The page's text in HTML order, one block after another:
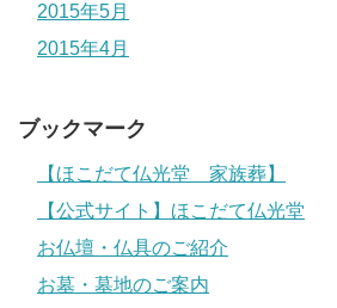
2015年5月
2015年4月
ブックマーク
【ほこだて仏光堂 家族葬】
【公式サイト】ほこだて仏光堂
お仏壇・仏具のご紹介
お墓・墓地のご案内